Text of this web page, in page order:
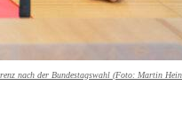
nach der Bundestagswahl (Foto: Martin